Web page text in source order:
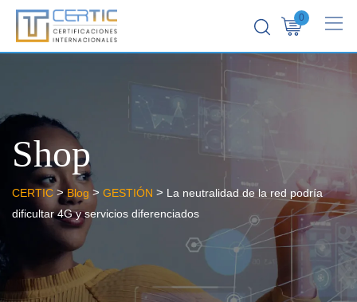
0
Shop
CERTIC >Blog > GESTIÓN > La neutralidad de la red podría
dificultar 4G y servicios diferenciados